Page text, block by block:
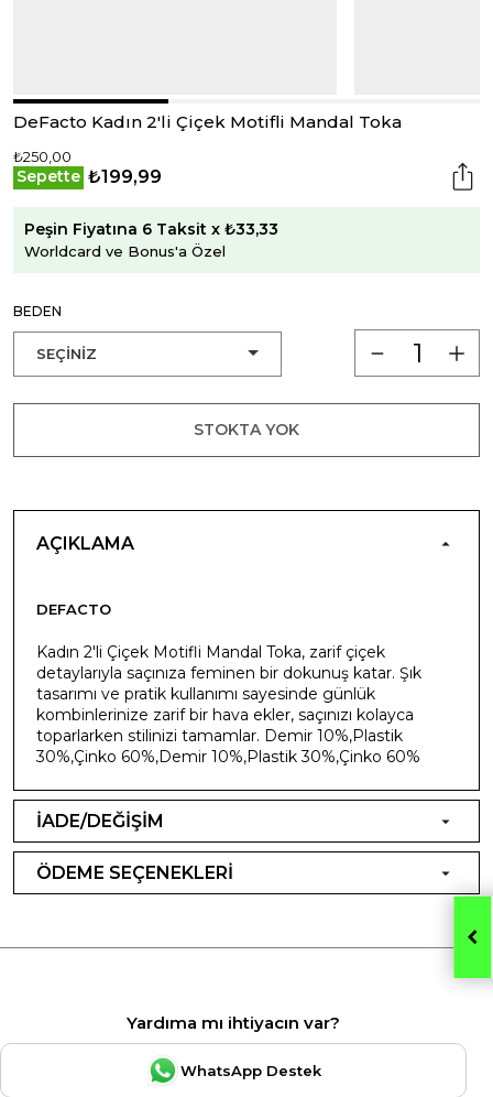
DeFacto Kadın 2'li Çiçek Motifli Mandal Toka
₺250,00
Sepette ₺199,99
Peşin Fiyatına 6 Taksit x ₺33,33
Worldcard ve Bonus'a Özel
BEDEN
STOKTA YOK
AÇIKLAMA
DEFACTO
Kadın 2'li Çiçek Motifli Mandal Toka, zarif çiçek
detaylarıyla saçınıza feminen bir dokunuş katar. Şık
tasarımı ve pratik kullanımı sayesinde günlük
kombinlerinize zarif bir hava ekler, saçınızı kolayca
toparlarken stilinizi tamamlar. Demir 10%,Plastik
30%,Çinko 60%,Demir 10%,Plastik 30%,Çinko 60%
İADE/DEĞİŞİM
ÖDEME SEÇENEKLERİ
Yardıma mı ihtiyacın var?
WhatsApp Destek